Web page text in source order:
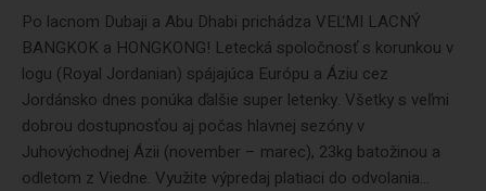
Po lacnom Dubaji a Abu Dhabi prichádza VEĽMI LACNÝ
BANGKOK a HONGKONG! Letecká spoločnosť s korunkou v
logu (Royal Jordanian) spájajúca Európu a Áziu cez
Jordánsko dnes ponúka ďalšie super letenky. Všetky s veľmi
dobrou dostupnosťou aj počas hlavnej sezóny v
Juhovýchodnej Ázii (november – marec), 23kg batožinou a
odletom z Viedne. Využite výpredaj platiaci do odvolania...